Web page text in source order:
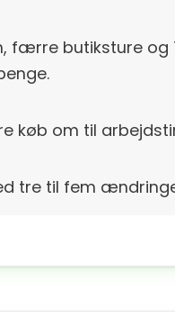
færre butiksture og
køb om til
tre til fem